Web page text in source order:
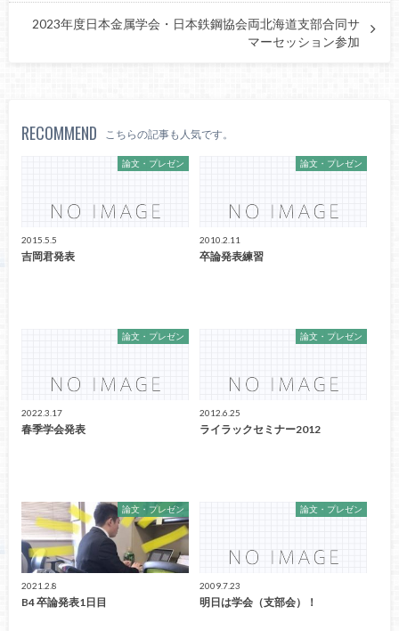
2023年度日本金属学会・日本鉄鋼協会両北海道支部合同サ
マーセッション参加
RECOMMEND こちらの記事も人気です。
論文・プレゼン
2015.5.5
吉岡君発表
論文・プレゼン
2010.2.11
卒論発表練習
論文・プレゼン
2022.3.17
春季学会発表
論文・プレゼン
2012.6.25
ライラックセミナー2012
論文・プレゼン
2021.2.8
B4 卒論発表1日目
論文・プレゼン
2009.7.23
明日は学会（支部会）！